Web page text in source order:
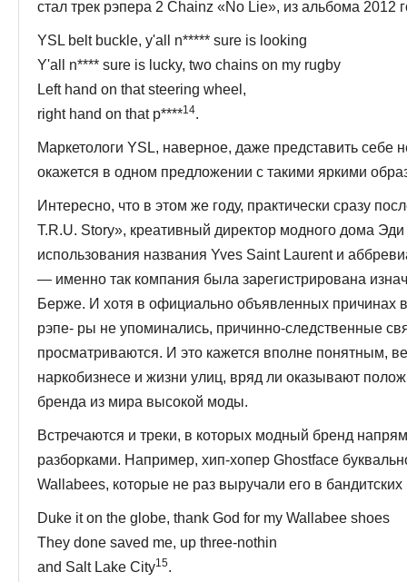
стал трек рэпера 2 Chainz «No Lie», из альбома 2012
YSL belt buckle, y'all n***** sure is looking
Y'all n**** sure is lucky, two chains on my rugby
Left hand on that steering wheel,
right hand on that p****14.
Маркетологи YSL, наверное, даже представить себе
окажется в одном предложении с такими яркими
Интересно, что в этом же году, практически сразу
T.R.U. Story», креативный директор модного дома
использо­вания названия Yves Saint Laurent и
— именно так компания была зарегистрирована
Берже. И хотя в официально объявленных причинах
рэпе- ры не упоминались, причинно-следственные
просматриваются. И это кажется вполне понятным,
наркобизнесе и жизни улиц, вряд ли оказывают
бренда из мира высокой моды.
Встречаются и треки, в которых модный бренд
разборками. Например, хип-хопер Ghostface
Wallabees, которые не раз выру­чали его в бандитских
Duke it on the globe, thank God for my Wallabee shoes
They done saved me, up three-nothin
and Salt Lake City15.